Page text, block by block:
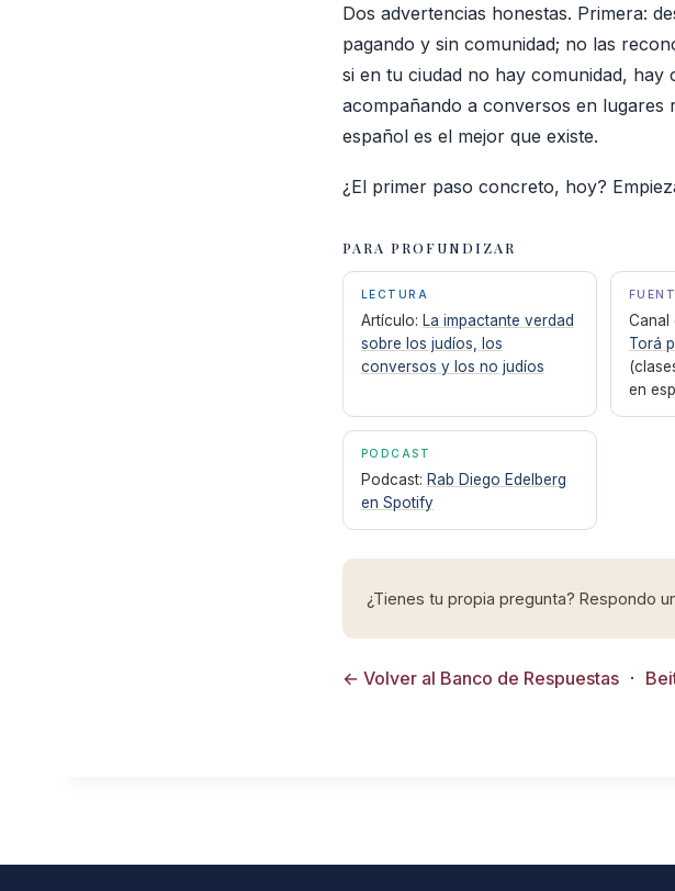
Dos advertencias honestas. Primera:
pagando y sin comunidad; no las
si en tu ciudad no hay comunidad,
acompañando a conversos en lugares
español es el mejor que existe.
¿El primer paso concreto, hoy?
PARA PROFUNDIZAR
LECTURA
Artículo: La impactante verdad
sobre los judíos, los
conversos y los no judíos
Canal
Torá
en
PODCAST
Podcast: Rab Diego Edelberg
en Spotify
¿Tienes tu propia pregunta? Respondo
← Volver al Banco de Respuestas ·